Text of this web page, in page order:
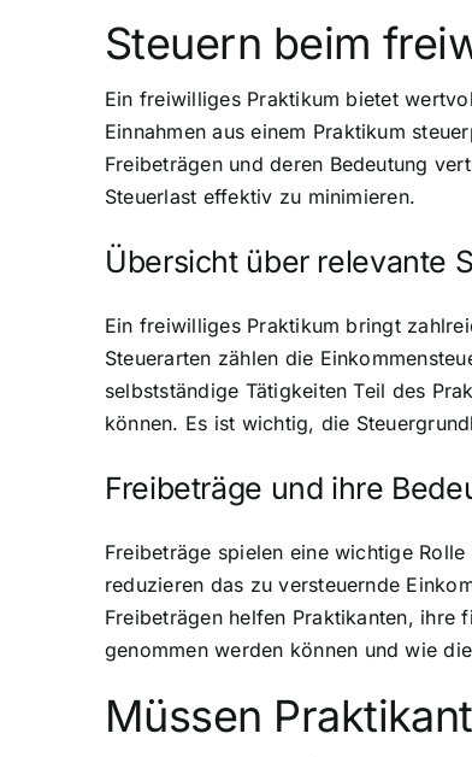
Steuern beim
Ein freiwilliges Praktikum bietet
Einnahmen aus einem Praktikum
Freibeträgen und deren Bedeutung
Steuerlast effektiv zu minimieren.
Übersicht über relevante
Ein freiwilliges Praktikum bringt
Steuerarten zählen die
selbstständige Tätigkeiten Teil des
können. Es ist wichtig, die
Freibeträge und ihre
Freibeträge spielen eine wichtige
reduzieren das zu versteuernde
Freibeträgen helfen Praktikanten, ihre
genommen werden können und wie
Müssen